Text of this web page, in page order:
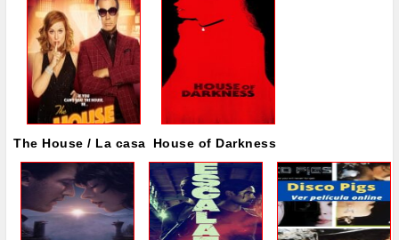
The House / La casa House of Darkness